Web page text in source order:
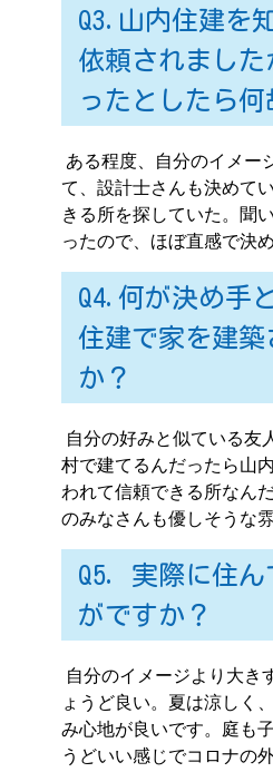
Q3.山内住建を
依頼されました
ったとしたら何
ある程度、自分のイメー
て、設計士さんも決めて
きる所を探していた。聞
ったので、ほぼ直感で決め
Q4.何が決め手
住建で家を建築
か？
自分の好みと似ている友
村で建てるんだったら山
われて信頼できる所なん
のみなさんも優しそうな
Q5. 実際に住ん
がですか？
自分のイメージより大き
ょうど良い。夏は涼しく
み心地が良いです。庭も
うどいい感じでコロナの